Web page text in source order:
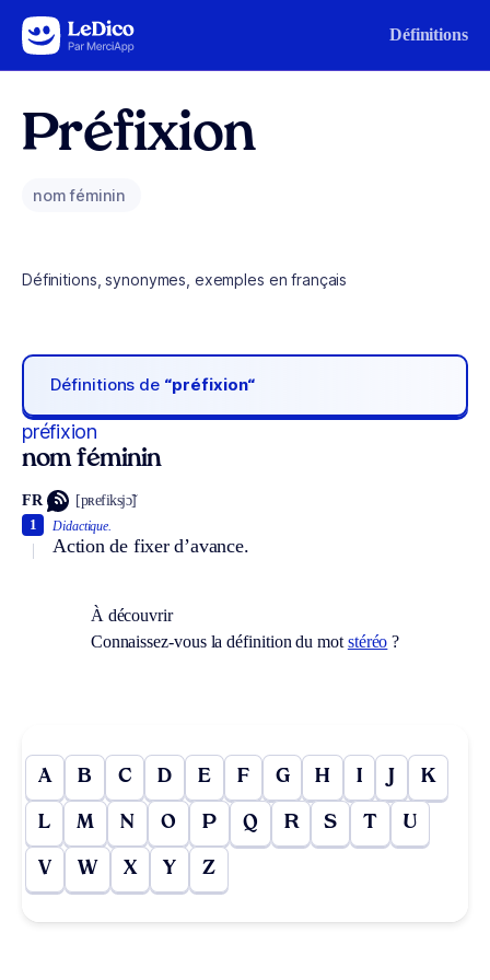
Aller au contenu Définitions
Préfixion
nom féminin
Définitions, synonymes, exemples en français
Définitions de “préfixion“
préfixion
nom féminin
FR [pʀefiksjɔ̃]
Didactique.
Action de fixer d’avance.
1
À découvrir
Connaissez-vous la définition du mot stéréo ?
A B C D E F G H I J K
L M N O P Q R S T U
V W X Y Z